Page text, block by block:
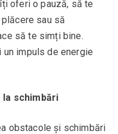
oferi o pauză, să te
sau să
să te simți bine.
impuls de energie
la schimbări
obstacole și schimbări